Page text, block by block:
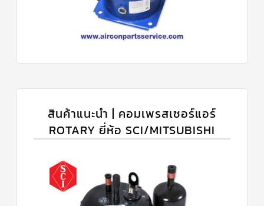
สินค้าแนะนำ | คอมเพรสเซอร์แอร์
ROTARY ยี่ห้อ SCI/MITSUBISHI